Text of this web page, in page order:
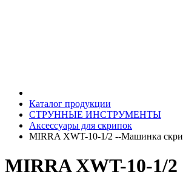
Каталог продукции
СТРУННЫЕ ИНСТРУМЕНТЫ
Аксессуары для скрипок
MIRRA XWT-10-1/2 --Машинка
MIRRA XWT-10-1/